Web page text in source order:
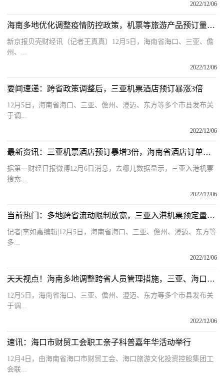
2022/12/06
海南多地优化调整疫情防控政策，机票等旅游产品预订量暴增
新京报贝壳财经讯（记者王真真）12月5日，海南省海口、三亚、儋
州、...
2022/12/06
要闻速递：跨省政策调整后，三亚机票酒店预订暴涨3倍
12月5日，海南省海口、三亚、儋州、澄迈、东方等多个市县发布关
于调...
2022/12/06
最新资讯：三亚机票酒店预订暴增3倍，海南省酒店订单量上涨21％
据第一财经日报微博12月6日消息，去哪儿数据显示，三亚入港机票
搜索...
2022/12/06
当前热门：多地跨省流动限制放宽，三亚入港机票预定量增长3.3倍
记者|李如嘉编辑|12月5日，海南省海口、三亚、儋州、澄迈、东方等
多...
2022/12/06
天天视点！海南多地调整跨省人员管理措施，三亚、海口等地机票酒店预订量暴涨
12月5日，海南省海口、三亚、儋州、澄迈、东方等多个市县发布关
于调...
2022/12/06
速讯：海口市财贸工会职工亲子科普嘉年华活动举行
12月4日，由海南省海口市财贸工会、海口旅游文化投资控股集团工
会联...